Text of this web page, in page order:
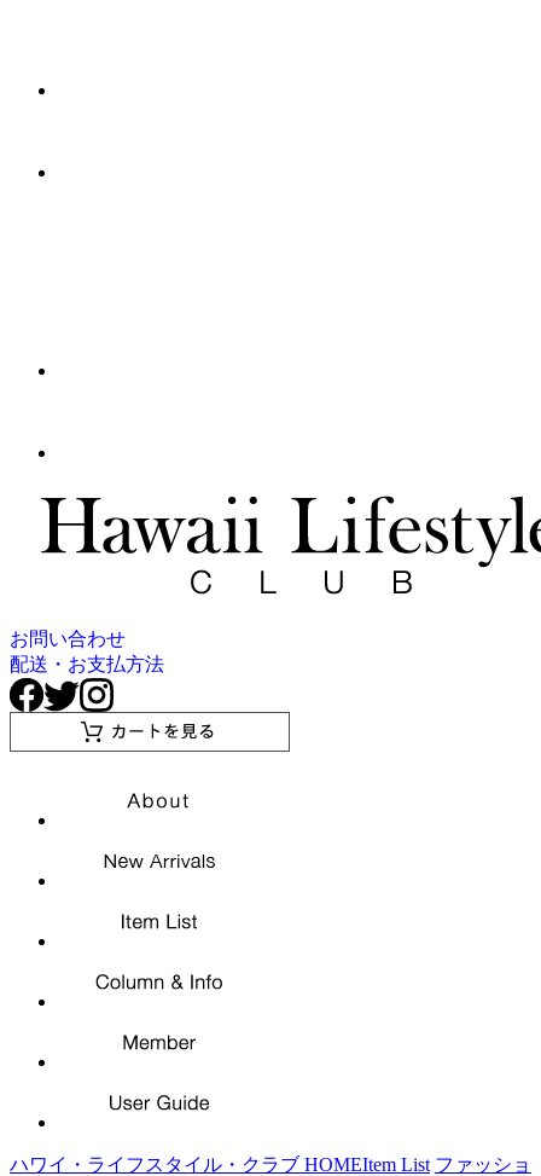
お問い合わせ
配送・お支払方法
ハワイ・ライフスタイル・クラブ HOMEItem List ファッショ